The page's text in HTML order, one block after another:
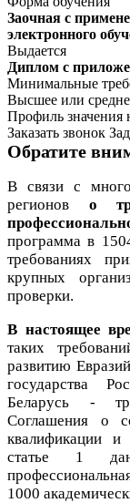
Заочная с
электронного
Выдается
Диплом с
Минимальные
Высшее или
Профиль значения
Заказать звонок
Обратите
В связи с
регионов о
программа в
требованиях
крупных
проверки.
В настоящее
таких
развитию
государства
Беларусь -
Соглашения о
квалификации и
статье 1
1000